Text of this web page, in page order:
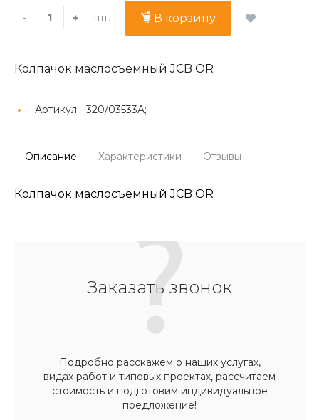
- + шт. В корзину
Колпачок маслосъемный JCB OR
Артикул - 320/03533A;
Описание Характеристики Отзывы
Колпачок маслосъемный JCB OR
Заказать звонок
Подробно расскажем о наших услугах,
видах работ и типовых проектах, рассчитаем
стоимость и подготовим индивидуальное
предложение!